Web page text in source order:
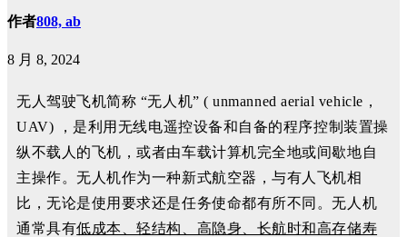
作者808, ab
8 月 8, 2024
无人驾驶飞机简称 “无人机” ( unmanned aerial vehicle，
UAV) ，是利用无线电遥控设备和自备的程序控制装置操
纵不载人的飞机，或者由车载计算机完全地或间歇地自
主操作。无人机作为一种新式航空器，与有人飞机相
比，无论是使用要求还是任务使命都有所不同。无人机
通常具有低成本、轻结构、高隐身、长航时和高存储寿